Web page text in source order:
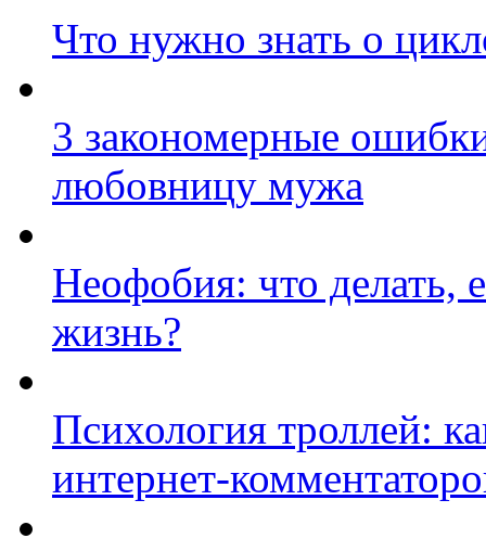
Что нужно знать о
3 закономерные
любовницу мужа
Неофобия: что делать,
жизнь?
Психология троллей:
интернет-